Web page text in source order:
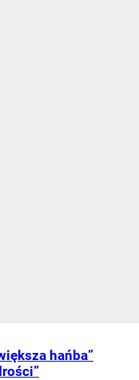
hańba”